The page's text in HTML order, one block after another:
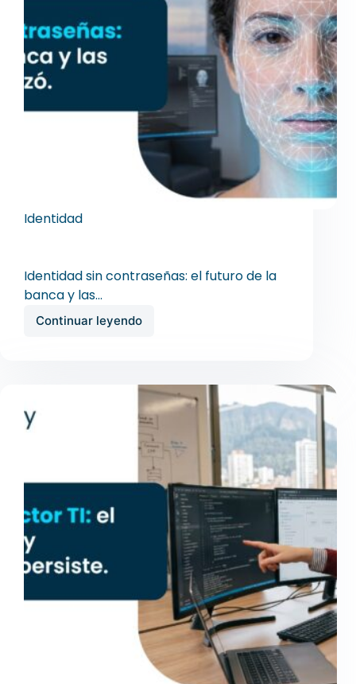
Identidad
Identidad sin contraseñas: el futuro de la
banca y las…
Continuar leyendo